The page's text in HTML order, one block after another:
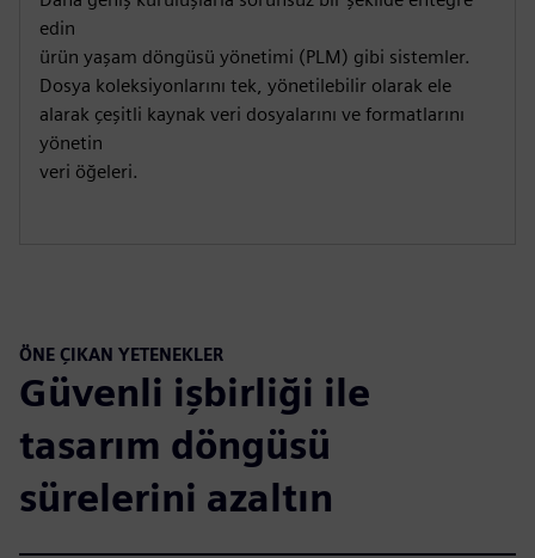
edin
ürün yaşam döngüsü yönetimi (PLM) gibi sistemler.
Dosya koleksiyonlarını tek, yönetilebilir olarak ele
alarak çeşitli kaynak veri dosyalarını ve formatlarını
yönetin
veri öğeleri.
ÖNE ÇIKAN YETENEKLER
Güvenli işbirliği ile
tasarım döngüsü
sürelerini azaltın